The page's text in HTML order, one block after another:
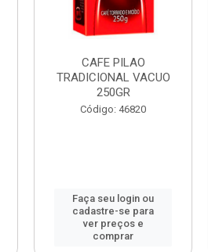
CAFE PILAO
TRADICIONAL VACUO
250GR
Código: 46820
Faça seu login ou
cadastre-se para
ver preços e
comprar